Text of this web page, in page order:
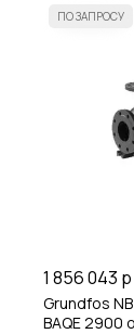
1 856 043 р
Grundfos
BAQE 2900